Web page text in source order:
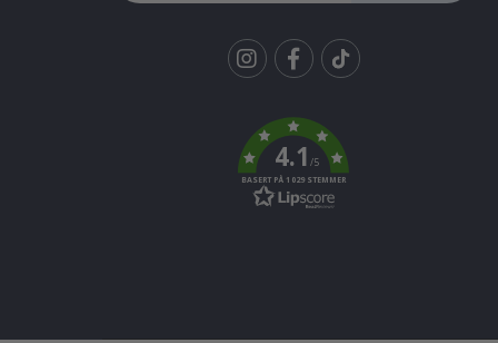
k
4.1/5
BASERT PÅ 1029 STEMMER